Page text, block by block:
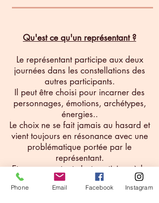
Qu'est ce qu'un représentant ?
Le représentant participe aux deux
journées dans les constellations des
autres participants.
Il peut être choisi pour incarner des
personnages, émotions, archétypes,
énergies..
Le choix ne se fait jamais au hasard et
vient toujours en résonance avec une
problématique portée par le
représentant.
Etre representant c'est participer à la
libération des autres mais aussi la sienne
Phone Email Facebook Instagram